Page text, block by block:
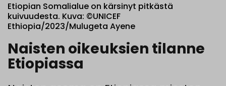
Etiopian Somalialue on kärsinyt pitkästä
kuivuudesta. Kuva: ©UNICEF
Ethiopia/2023/Mulugeta Ayene
Naisten oikeuksien tilanne
Etiopiassa